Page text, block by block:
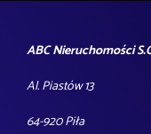
ABC Nieruchomości
Al. Piastów 13
64-920 Piła